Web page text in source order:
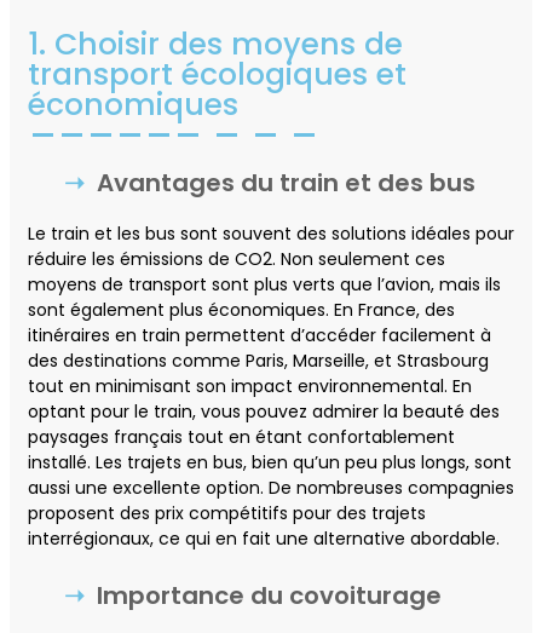
1. Choisir des moyens de
transport écologiques et
économiques
Avantages du train et des bus
Le train et les bus sont souvent des solutions idéales pour
réduire les émissions de CO2. Non seulement ces
moyens de transport sont plus verts que l’avion, mais ils
sont également plus économiques. En France, des
itinéraires en train permettent d’accéder facilement à
des destinations comme Paris, Marseille, et Strasbourg
tout en minimisant son impact environnemental. En
optant pour le train, vous pouvez admirer la beauté des
paysages français tout en étant confortablement
installé. Les trajets en bus, bien qu’un peu plus longs, sont
aussi une excellente option. De nombreuses compagnies
proposent des prix compétitifs pour des trajets
interrégionaux, ce qui en fait une alternative abordable.
Importance du covoiturage